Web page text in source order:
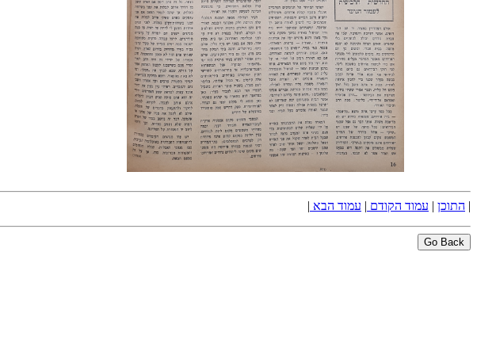
| התוכן | עמוד הקודם | עמוד הבא |
Go Back